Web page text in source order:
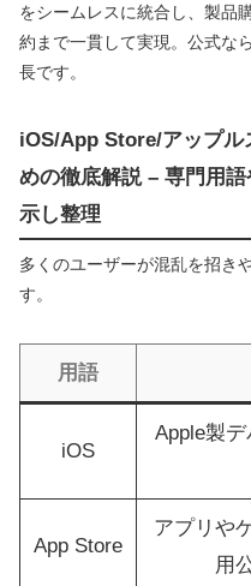
をシームレスに統合し、製品
約まで一貫して実現。公式な
長です。
iOS/App Store/アップル
めの徹底解説 – 専門用
示し整理
多くのユーザーが混乱を招き
す。
用語
iOS
Apple製
App Store
アプリや
用